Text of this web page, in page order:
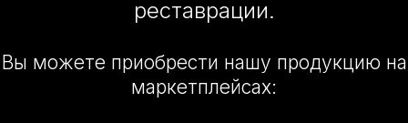
реставрации.
Вы можете приобрести нашу продукцию на
маркетплейсах: